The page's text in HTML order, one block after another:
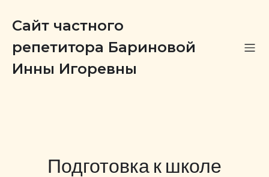
Сайт частного
репетитора Бариновой
Инны Игоревны
Подготовка к школе